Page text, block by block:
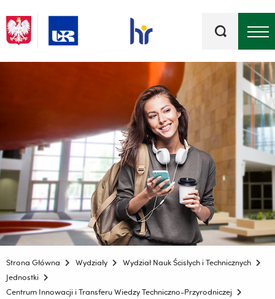
kluczowe
Strona Główna Wydziały
Wydział Nauk Ścisłych i Technicznych
Jednostki
Centrum Innowacji i Transferu Wiedzy Techniczno-Przyrodniczej